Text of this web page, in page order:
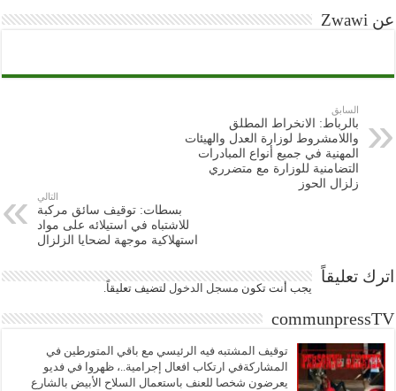
عن Zwawi
السابق
بالرباط: الانخراط المطلق
واللامشروط لوزارة العدل والهيئات
المهنية في جميع أنواع المبادرات
التضامنية للوزارة مع متضرري
زلزال الحوز
التالي
بسطات: توقيف سائق مركبة
للاشتباه في استيلائه على مواد
استهلاكية موجهة لضحايا الزلزال
اترك تعليقاً
يجب أنت تكون مسجل الدخول لتضيف تعليقاً.
communpressTV
توقيف المشتبه فيه الرئيسي مع باقي المتورطين في
المشاركةفي ارتكاب افعال إجرامية..، ظهروا في فديو
يعرضون شخصا للعنف باستعمال السلاح الأبيض بالشارع